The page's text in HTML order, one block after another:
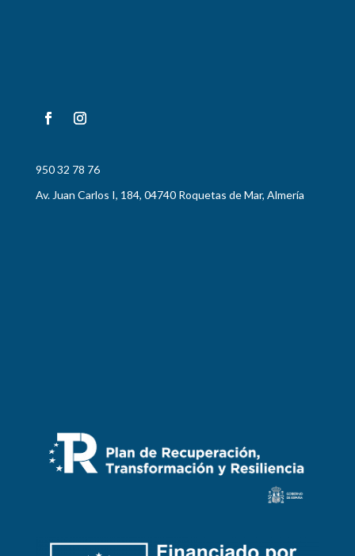
950 32 78 76
Av. Juan Carlos I, 184, 04740 Roquetas de Mar, Almería